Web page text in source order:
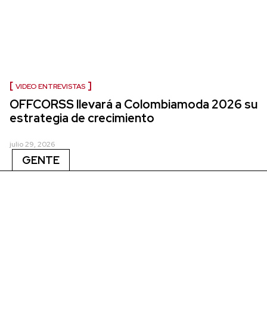
VIDEO ENTREVISTAS
OFFCORSS llevará a Colombiamoda 2026 su
estrategia de crecimiento
julio 29, 2026
GENTE